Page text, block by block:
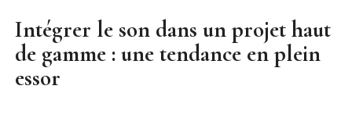
Intégrer le son dans un projet haut
de gamme : une tendance en plein
essor